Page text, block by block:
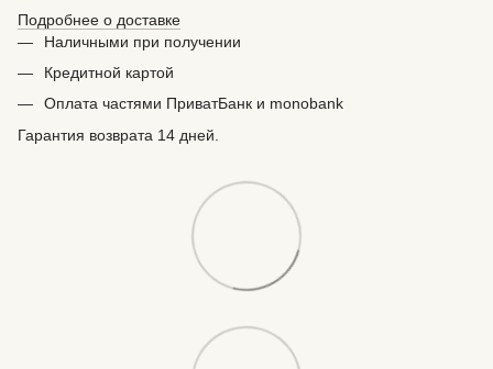
Подробнее о доставке
Наличными при получении
Кредитной картой
Оплата частями ПриватБанк и monobank
Гарантия возврата 14 дней.